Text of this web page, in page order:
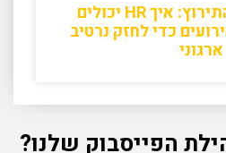
סנטה הוא רק התירוץ: איך HR יכולים
כדי לחזק נרטיב
ארגוני
הפייסבוק שלנו?